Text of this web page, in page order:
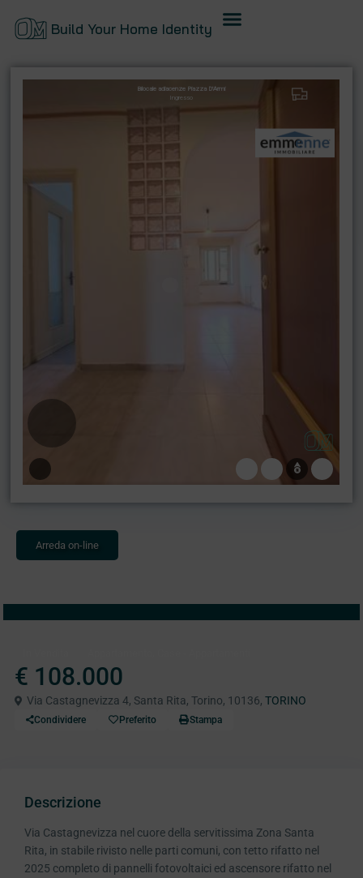
Build Your Home Identity
Arreda on-line
€ 108.000
Via Castagnevizza 4, Santa Rita, Torino, 10136, TORINO
Condividere Preferito Stampa
Descrizione
Via Castagnevizza nel cuore della servitissima Zona Santa
Rita, in stabile rivisto nelle parti comuni, con tetto rifatto nel
2025 completo di pannelli fotovoltaici ed ascensore rifatto nel